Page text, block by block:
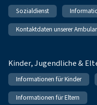
Sozialdienst
Kontaktdaten unserer
Kinder, Jugendliche &
Informationen für Kinder
Informationen für Eltern